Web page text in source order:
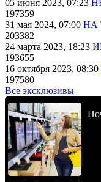
05 июня 2023, 07:23
197359
31 мая 2024, 07:00 НА
203382
24 марта 2023, 18:23
193655
16 октября 2023, 08:30
197580
Все эксклюзивы